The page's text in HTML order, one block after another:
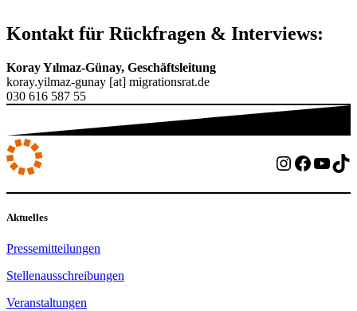
Kontakt für Rückfragen & Interviews:
Koray Yılmaz-Günay, Geschäftsleitung
koray.yilmaz-gunay [at] migrationsrat.de
030 616 587 55
Instagram
Aktuelles
Pressemitteilungen
Stellenausschreibungen
Veranstaltungen